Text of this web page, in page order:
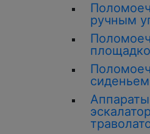
ручным